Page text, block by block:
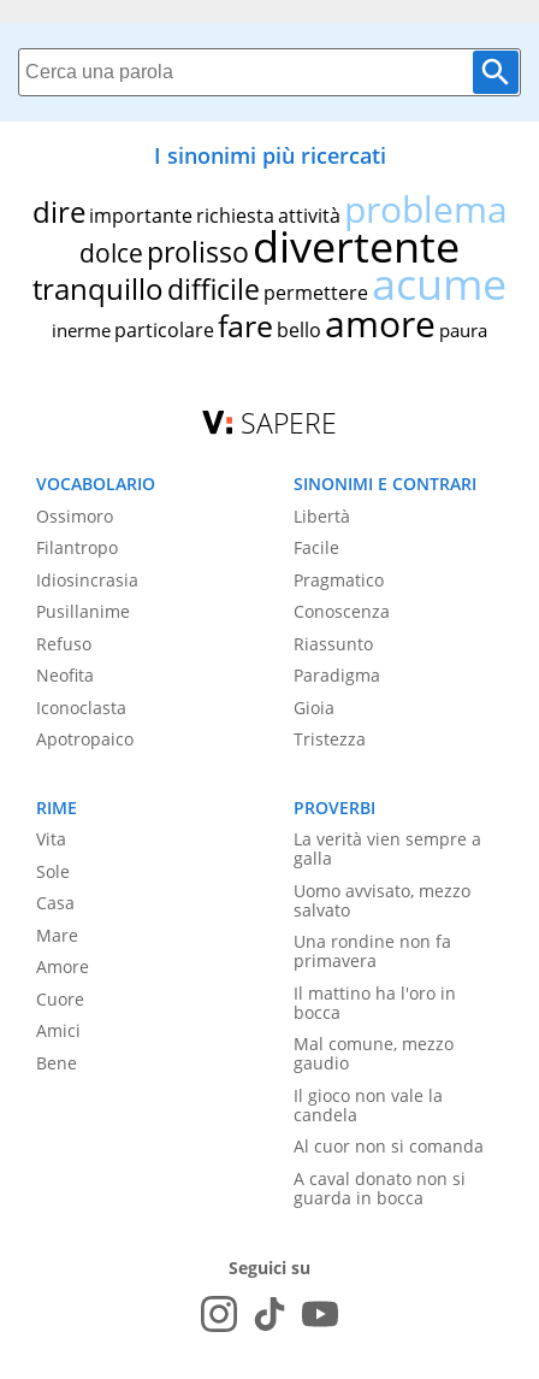
I sinonimi più ricercati
dire importante richiestaattività problema
dolce prolissodivertente
tranquillodifficile permettereacume
inerme particolarefare bello amore paura
SAPERE
VOCABOLARIO
Ossimoro
Filantropo
Idiosincrasia
Pusillanime
Refuso
Neofita
Iconoclasta
Apotropaico
SINONIMI E CONTRARI
Libertà
Facile
Pragmatico
Conoscenza
Riassunto
Paradigma
Gioia
Tristezza
RIME
Vita
Sole
Casa
Mare
Amore
Cuore
Amici
Bene
PROVERBI
La verità vien sempre a
galla
Uomo avvisato, mezzo
salvato
Una rondine non fa
primavera
Il mattino ha l'oro in
bocca
Mal comune, mezzo
gaudio
Il gioco non vale la
candela
Al cuor non si comanda
A caval donato non si
guarda in bocca
Seguici su